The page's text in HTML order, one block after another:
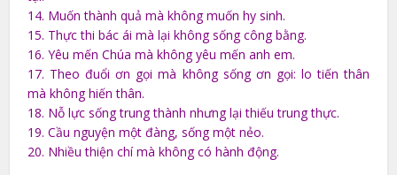
14. Muốn thành quả mà không muốn hy sinh.
15. Thực thi bác ái mà lại không sống công bằng.
16. Yêu mến Chúa mà không yêu mến anh em.
17. Theo đuổi ơn gọi mà không sống ơn gọi: lo tiến thân
mà không hiến thân.
18. Nỗ lực sống trung thành nhưng lại thiếu trung thực.
19. Cầu nguyện một đàng, sống một nẻo.
20. Nhiều thiện chí mà không có hành động.